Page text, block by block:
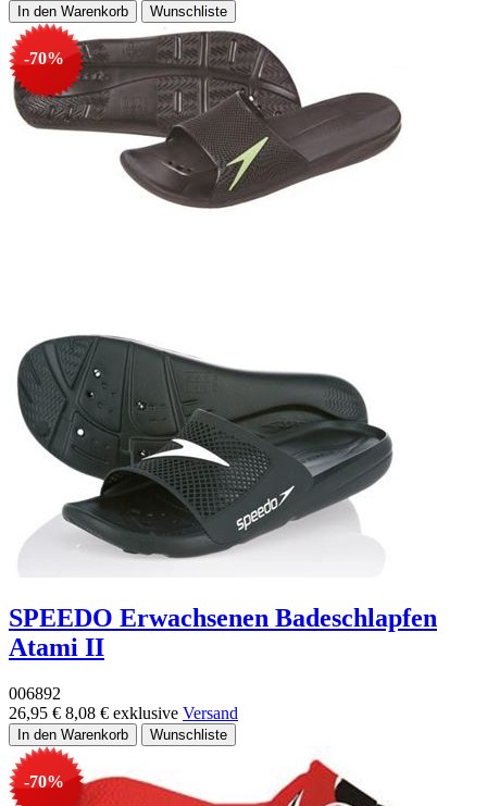
-70%
SPEEDO Erwachsenen Badeschlapfen
Atami II
006892
26,95 € 8,08 € exklusive Versand
-70%